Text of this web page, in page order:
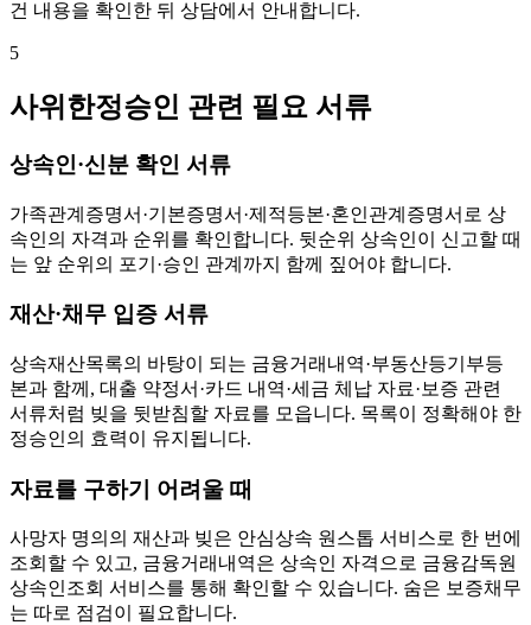
건 내용을 확인한 뒤 상담에서 안내합니다.
5
사위한정승인 관련 필요 서류
상속인·신분 확인 서류
가족관계증명서·기본증명서·제적등본·혼인관계증명서로 상
속인의 자격과 순위를 확인합니다. 뒷순위 상속인이 신고할 때
는 앞 순위의 포기·승인 관계까지 함께 짚어야 합니다.
재산·채무 입증 서류
상속재산목록의 바탕이 되는 금융거래내역·부동산등기부등
본과 함께, 대출 약정서·카드 내역·세금 체납 자료·보증 관련
서류처럼 빚을 뒷받침할 자료를 모읍니다. 목록이 정확해야 한
정승인의 효력이 유지됩니다.
자료를 구하기 어려울 때
사망자 명의의 재산과 빚은 안심상속 원스톱 서비스로 한 번에
조회할 수 있고, 금융거래내역은 상속인 자격으로 금융감독원
상속인조회 서비스를 통해 확인할 수 있습니다. 숨은 보증채무
는 따로 점검이 필요합니다.